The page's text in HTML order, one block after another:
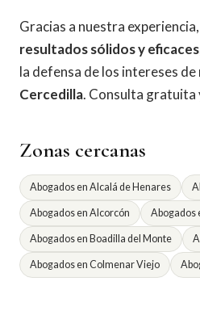
Gracias a nuestra
resultados sólidos y eficaces
la defensa de los intereses
Cercedilla. Consulta gratuita
Zonas cercanas
Abogados en Alcalá de Henares
Abogados en Alcorcón Abogados
Abogados en Boadilla del Monte
Abogados en Colmenar Viejo